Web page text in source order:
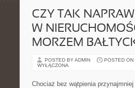
CZY TAK
W
MORZEM
POSTED BY ADMIN POSTED
WYŁĄCZONA
Chociaż bez wątpienia